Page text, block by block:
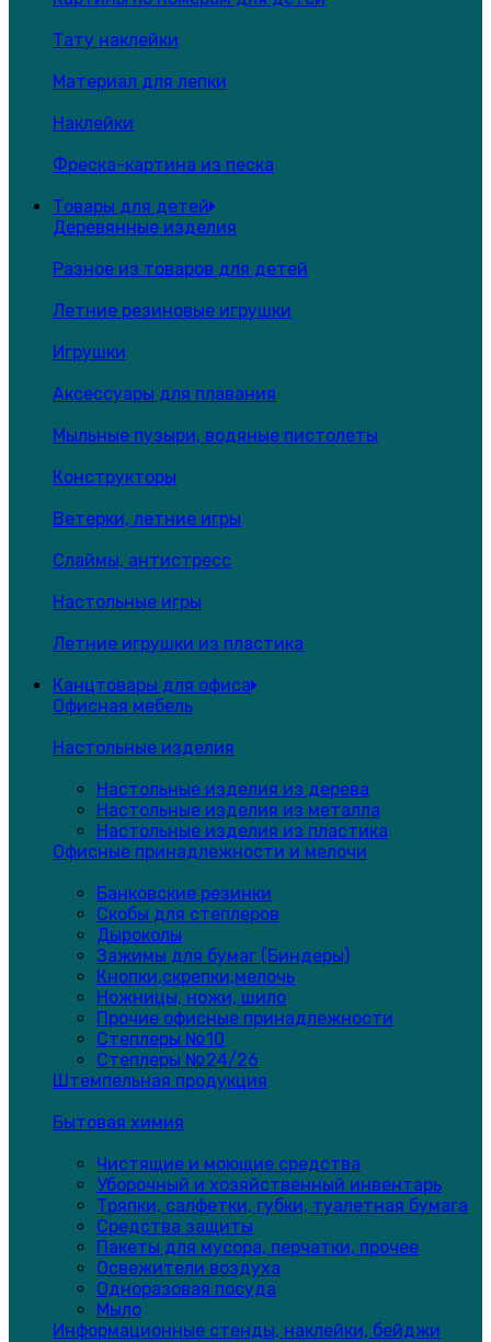
Тату наклейки
Материал для лепки
Наклейки
Фреска-картина из песка
Товары для детей
Деревянные изделия
Разное из товаров для детей
Летние резиновые игрушки
Игрушки
Аксессуары для плавания
Мыльные пузыри, водяные пистолеты
Конструкторы
Ветерки, летние игры
Слаймы, антистресс
Настольные игры
Летние игрушки из пластика
Канцтовары для офиса
Офисная мебель
Настольные изделия
Настольные изделия из дерева
Настольные изделия из металла
Настольные изделия из пластика
Офисные принадлежности и мелочи
Банковские резинки
Скобы для степлеров
Дыроколы
Зажимы для бумаг (Биндеры)
Кнопки,скрепки,мелочь
Ножницы, ножи, шило
Прочие офисные принадлежности
Степлеры №10
Степлеры №24/26
Штемпельная продукция
Бытовая химия
Чистящие и моющие средства
Уборочный и хозяйственный инвентарь
Тряпки, салфетки, губки, туалетная бумага
Средства защиты
Пакеты для мусора, перчатки, прочее
Освежители воздуха
Одноразовая посуда
Мыло
Информационные стенды, наклейки, бейджи